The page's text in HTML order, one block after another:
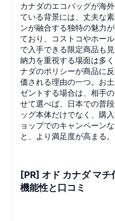
カナダのエコバッグが海
ている背景には、丈夫な
ンが融合する独特の魅力
ており、コストコやホー
で入手できる限定商品も
納力を重視する場面は多
ナダのポリシーが商品に
価される理由の一つ。お
ゼントする場合は、相手
せて選べば、日本での普
ッグ本体だけでなく、購
ョップでのキャンペーン
と、より満足度が高まる。
[PR] オド カナダ マ
機能性と口コミ